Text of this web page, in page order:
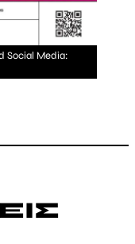
Social Media: